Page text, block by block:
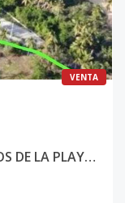
VENTA
VENTA LOTES DE TERRENO A PASOS DE LA PLAYA EN LAS TERRENAS SAMANA REP DOMINICANA